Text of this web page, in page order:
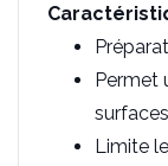
Permet
Limite